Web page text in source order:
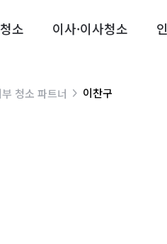
소 이사·이사청소
청소 파트너 이찬구